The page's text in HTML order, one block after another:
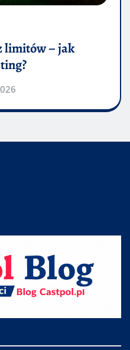
limitów – jak